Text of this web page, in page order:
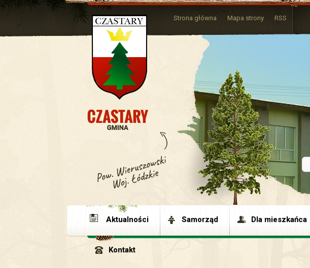
Strona główna Mapa strony RSS
Aktualności Samorząd Dla mieszkańca
Kontakt